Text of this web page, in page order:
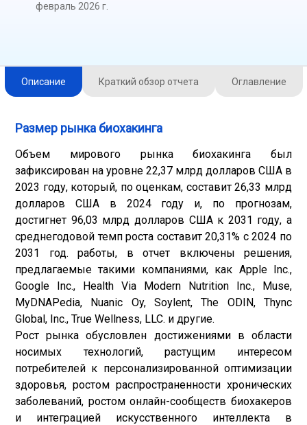
февраль 2026 г.
Описание Краткий обзор отчета Оглавление
Размер рынка биохакинга
Объем мирового рынка биохакинга был
зафиксирован на уровне 22,37 млрд долларов США в
2023 году, который, по оценкам, составит 26,33 млрд
долларов США в 2024 году и, по прогнозам,
достигнет 96,03 млрд долларов США к 2031 году, а
среднегодовой темп роста составит 20,31% с 2024 по
2031 год. работы, в отчет включены решения,
предлагаемые такими компаниями, как Apple Inc.,
Google Inc., Health Via Modern Nutrition Inc., Muse,
MyDNAPedia, Nuanic Oy, Soylent, The ODIN, Thync
Global, Inc., True Wellness, LLC. и другие.
Рост рынка обусловлен достижениями в области
носимых технологий, растущим интересом
потребителей к персонализированной оптимизации
здоровья, ростом распространенности хронических
заболеваний, ростом онлайн-сообществ биохакеров
и интеграцией искусственного интеллекта в